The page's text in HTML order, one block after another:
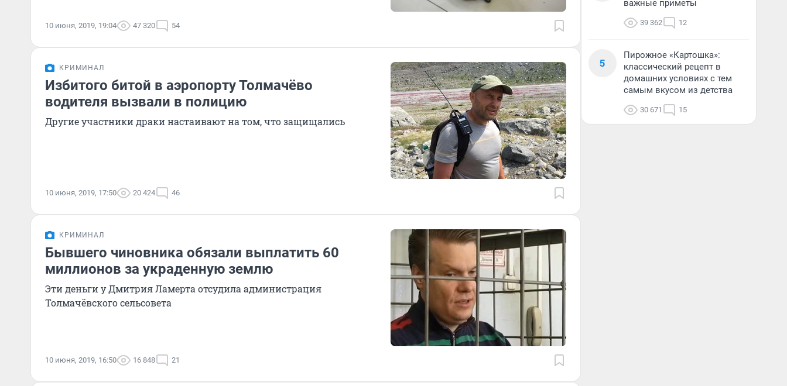
10 июня, 2019, 19:04 47 320 54
КРИМИНАЛ
Избитого битой в аэропорту Толмачёво
водителя вызвали в полицию
Другие участники драки настаивают на том, что защищались
10 июня, 2019, 17:50 20 424 46
КРИМИНАЛ
Бывшего чиновника обязали выплатить 60
миллионов за украденную землю
Эти деньги у Дмитрия Ламерта отсудила администрация
Толмачёвского сельсовета
10 июня, 2019, 16:50 16 848 21
важные приметы
39 362 12
5
Пирожное «Картошка»:
классический рецепт в
домашних условиях с тем
самым вкусом из детства
30 671 15